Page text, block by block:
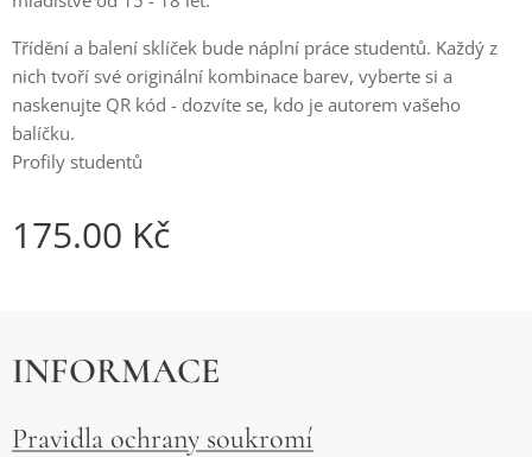
Třídění a balení sklíček bude náplní práce studentů. Každý z
nich tvoří své originální kombinace barev, vyberte si a
naskenujte QR kód - dozvíte se, kdo je autorem vašeho
balíčku.
Profily studentů
175.00 Kč
INFORMACE
Pravidla ochrany soukromí